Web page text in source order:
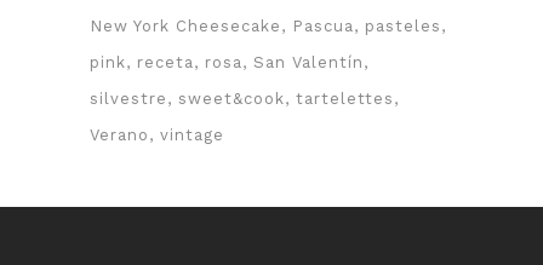
New York Cheesecake
Pascua
pasteles
pink
receta rosa
San Valentín
silvestre
sweet&cook
tartelettes
Verano
vintage